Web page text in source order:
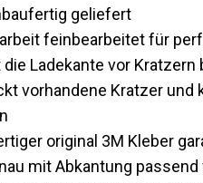
geliefert
feinbearbeitet für
Ladekante vor Kratzern
vorhandene Kratzer und
original 3M Kleber
mit Abkantung